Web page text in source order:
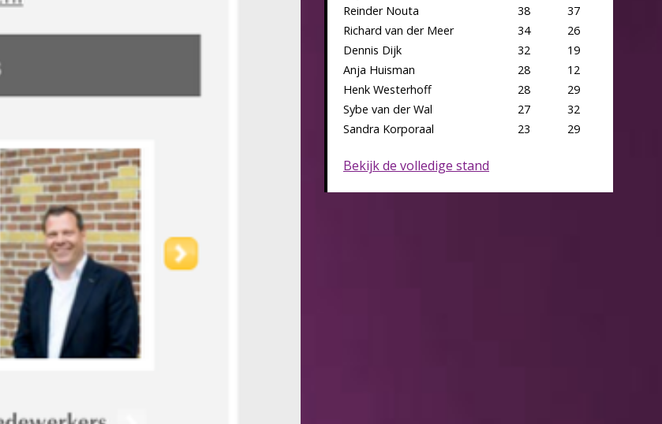
Reinder Nouta
38
37
Richard van der Meer
34
26
Dennis Dijk
32
19
Anja Huisman
28
12
Henk Westerhoff
28
29
Sybe van der Wal
27
32
Sandra Korporaal
23 29
Bekijk de volledige stand